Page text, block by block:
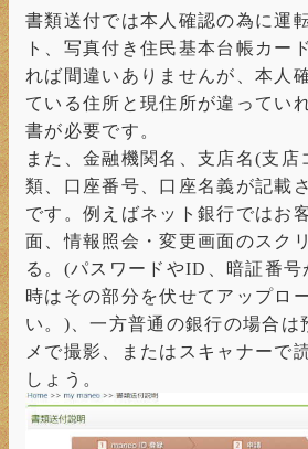
書類送付では本人確認の為に運
ト、写真付き住民基本台帳カー
れば間違いありませんが、本人
ている住所と現住所が違ってい
書が必要です。
また、金融機関名、支店名(支店
類、口座番号、口座名義が記載
です。例えばネット銀行ではお
面、情報照会・変更画面のスク
る。(パスワードやID、暗証番号
時はその部分を伏せてアップロ
い。)、一方普通の銀行の場合は
メで撮影、またはスキャナーで
しょう。